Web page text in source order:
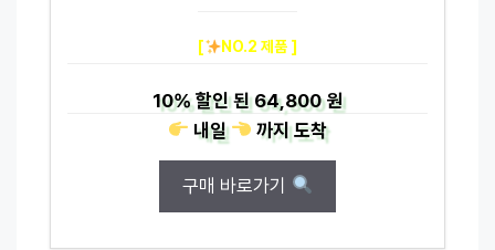
[ NO.2 제품 ]
10%할인 된64,800 원
내일
까지도착
구매 바로가기